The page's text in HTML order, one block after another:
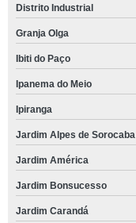
Distrito Industrial
Granja Olga
Ibiti do Paço
Ipanema do Meio
Ipiranga
Jardim Alpes de Sorocaba
Jardim América
Jardim Bonsucesso
Jardim Carandá